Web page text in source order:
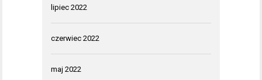
lipiec 2022
czerwiec 2022
maj 2022